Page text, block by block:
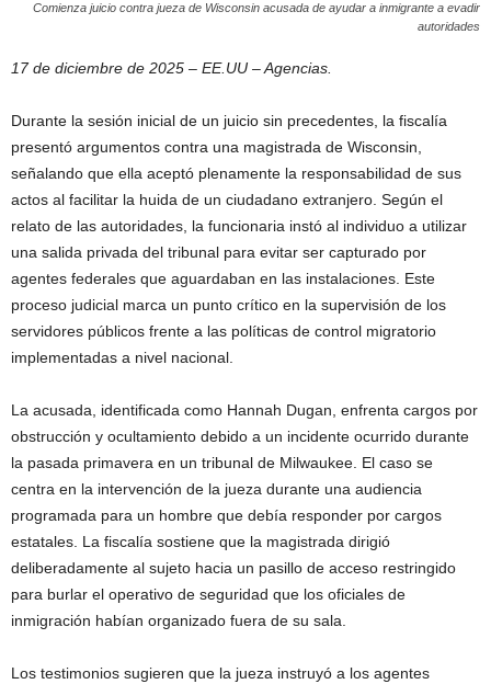
Comienza juicio contra jueza de Wisconsin acusada de ayudar a inmigrante a evadir
autoridades
17 de diciembre de 2025 – EE.UU – Agencias.
Durante la sesión inicial de un juicio sin precedentes, la fiscalía
presentó argumentos contra una magistrada de Wisconsin,
señalando que ella aceptó plenamente la responsabilidad de sus
actos al facilitar la huida de un ciudadano extranjero. Según el
relato de las autoridades, la funcionaria instó al individuo a utilizar
una salida privada del tribunal para evitar ser capturado por
agentes federales que aguardaban en las instalaciones. Este
proceso judicial marca un punto crítico en la supervisión de los
servidores públicos frente a las políticas de control migratorio
implementadas a nivel nacional.
La acusada, identificada como Hannah Dugan, enfrenta cargos por
obstrucción y ocultamiento debido a un incidente ocurrido durante
la pasada primavera en un tribunal de Milwaukee. El caso se
centra en la intervención de la jueza durante una audiencia
programada para un hombre que debía responder por cargos
estatales. La fiscalía sostiene que la magistrada dirigió
deliberadamente al sujeto hacia un pasillo de acceso restringido
para burlar el operativo de seguridad que los oficiales de
inmigración habían organizado fuera de su sala.
Los testimonios sugieren que la jueza instruyó a los agentes